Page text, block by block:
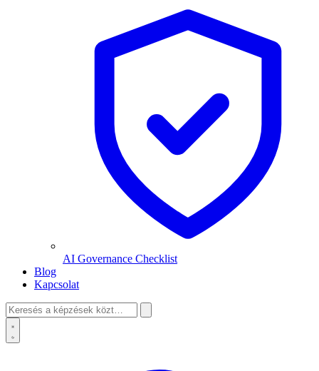
AI Governance Checklist
Blog
Kapcsolat